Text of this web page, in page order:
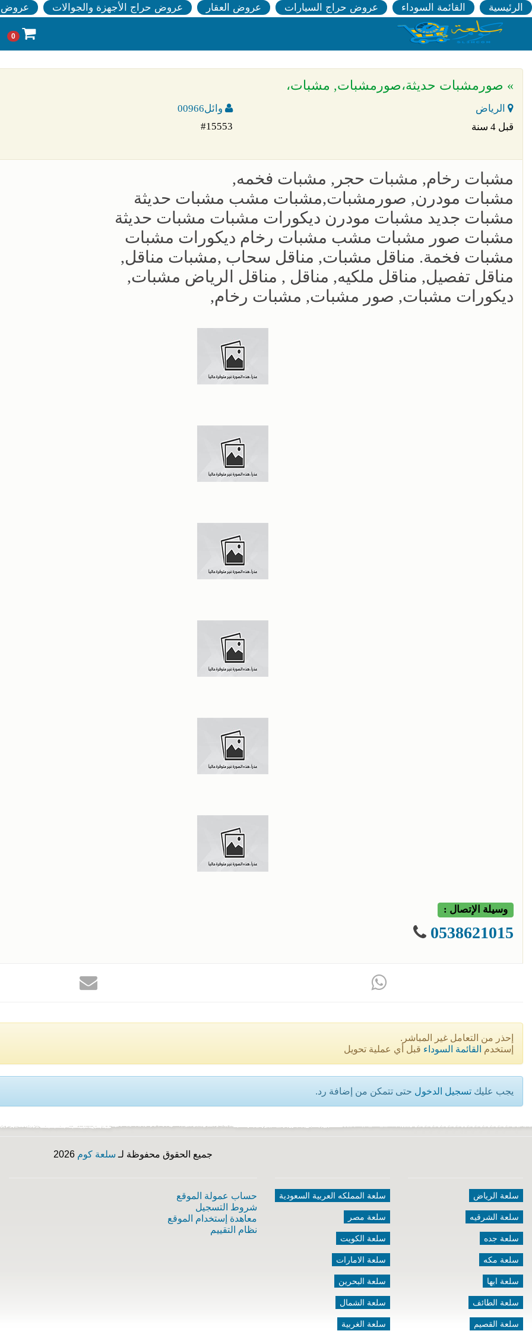
الرئيسية القائمة السوداء عروض حراج السيارات عروض العقار عروض حراج الأجهزة والجوالات عروض
0
» صورمشبات حديثة،صورمشبات, مشبات،
الرياض
وائل00966
قبل 4 سنة
#15553
مشبات رخام, مشبات حجر, مشبات فخمه,
مشبات مودرن, صورمشبات,مشبات مشب مشبات حديثة
مشبات جديد مشبات مودرن ديكورات مشبات مشبات حديثة
مشبات صور مشبات مشب مشبات رخام ديكورات مشبات
مشبات فخمة. مناقل مشبات, مناقل سحاب ,مشبات مناقل,
مناقل تفصيل, مناقل ملكيه, مناقل , مناقل الرياض مشبات,
ديكورات مشبات, صور مشبات, مشبات رخام,
وسيلة الإتصال :
0538621015
إحذر من التعامل غير المباشر.
إستخدم القائمة السوداء قبل أي عملية تحويل
يجب عليك تسجيل الدخول حتى تتمكن من إضافة رد.
جميع الحقوق محفوظة لـ سلعة كوم
سلعة الرياض
سلعة الشرقيه
سلعة جده
سلعة مكه
سلعة ابها
سلعة الطائف
سلعة القصيم
سلعة المملكه العربية السعودية
سلعة مصر
سلعة الكويت
سلعة الامارات
سلعة البحرين
سلعة الشمال
سلعة الغربية
حساب عمولة الموقع
شروط التسجيل
معاهدة إستخدام الموقع
نظام التقييم